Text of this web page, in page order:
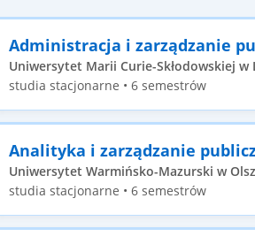
Administracja i zarządzanie
Uniwersytet Marii Curie-Skłodowskiej w
studia stacjonarne • 6 semestrów
Analityka i zarządzanie
Uniwersytet Warmińsko-Mazurski w
studia stacjonarne • 6 semestrów